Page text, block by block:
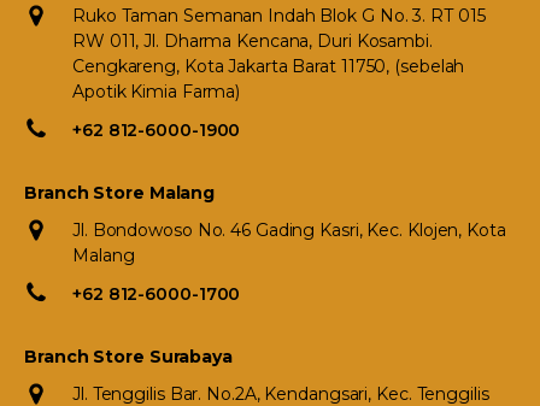
Ruko Taman Semanan Indah Blok G No. 3. RT 015
RW 011, Jl. Dharma Kencana, Duri Kosambi.
Cengkareng, Kota Jakarta Barat 11750, (sebelah
Apotik Kimia Farma)
+62 812-6000-1900
Branch Store Malang
Jl. Bondowoso No. 46 Gading Kasri, Kec. Klojen, Kota
Malang
+62 812-6000-1700
Branch Store Surabaya
Jl. Tenggilis Bar. No.2A, Kendangsari, Kec. Tenggilis